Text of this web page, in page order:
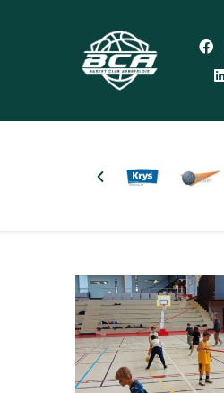
Accueil
Actualités
Autres pratiques
Partenaires
Boutique
Plus d’infos